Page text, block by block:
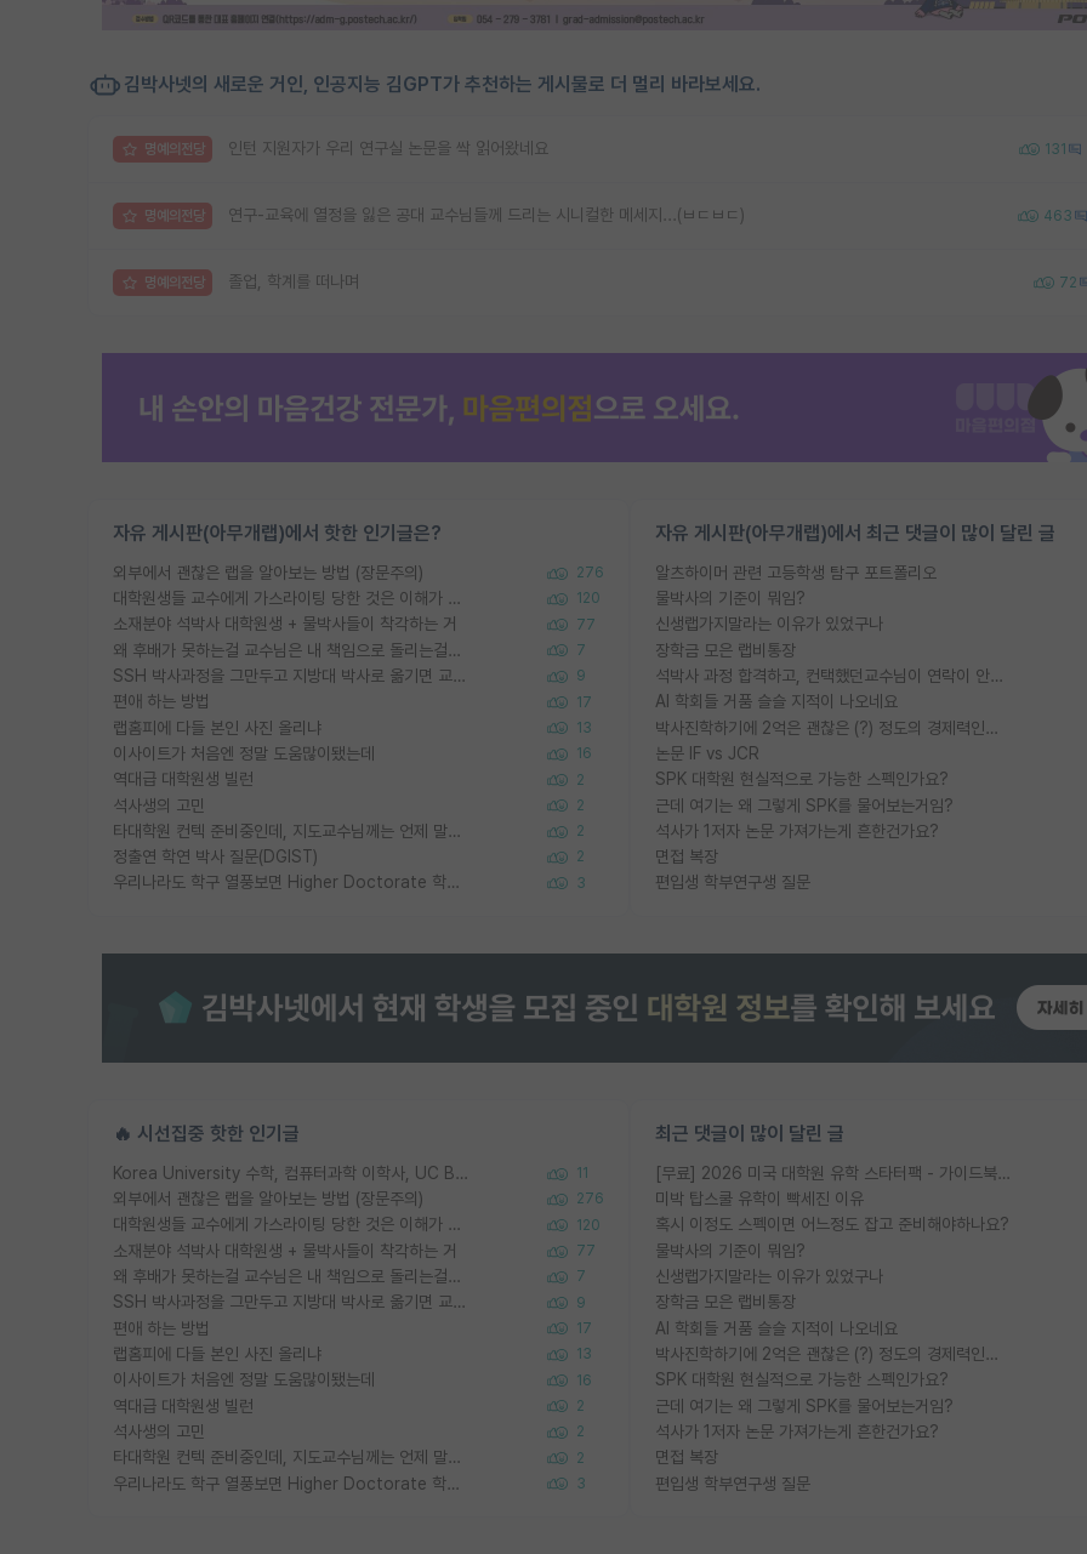
김박사넷의 새로운 거인, 인공지능 김GPT가 추천하는 게시물로 더 멀리 바라보세요.
명예의전당 인턴 지원자가 우리 연구실 논문을 싹 읽어왔네요 131
명예의전당 연구-교육에 열정을 잃은 공대 교수님들께 드리는 시니컬한 메세지...(ㅂㄷㅂㄷ) 463
명예의전당 졸업, 학계를 떠나며 72
자유 게시판(아무개랩)에서 핫한 인기글은?
외부에서 괜찮은 랩을 알아보는 방법 (장문주의) 276
대학원생들 교수에게 가스라이팅 당한 것은 이해가 갑니다. 안타깝네요. 120
소재분야 석박사 대학원생 + 물박사들이 착각하는 거 77
왜 후배가 못하는걸 교수님은 내 책임으로 돌리는걸까요? 7
SSH 박사과정을 그만두고 지방대 박사로 옮기면 교수의 꿈은 끝일까요? 9
편애 하는 방법 17
랩홈피에 다들 본인 사진 올리냐 13
이사이트가 처음엔 정말 도움많이됐는데 16
역대급 대학원생 빌런 2
석사생의 고민 2
타대학원 컨텍 준비중인데, 지도교수님께는 언제 말씀드려야 할까요? 2
정출연 학연 박사 질문(DGIST) 2
우리나라도 학구 열풍보면 Higher Doctorate 학위가 필요하다고 봅니다. 3
자유 게시판(아무개랩)에서 최근 댓글이 많이 달린 글
알츠하이머 관련 고등학생 탐구 포트폴리오
물박사의 기준이 뭐임?
신생랩가지말라는 이유가 있었구나
장학금 모은 랩비통장
석박사 과정 합격하고, 컨택했던교수님이 연락이 안됩니다...
AI 학회들 거품 슬슬 지적이 나오네요
박사진학하기에 2억은 괜찮은 (?) 정도의 경제력인가요
논문 IF vs JCR
SPK 대학원 현실적으로 가능한 스펙인가요?
근데 여기는 왜 그렇게 SPK를 물어보는거임?
석사가 1저자 논문 가져가는게 흔한건가요?
면접 복장
편입생 학부연구생 질문
🔥 시선집중 핫한 인기글
Korea University 수학, 컴퓨터과학 이학사, UC Berkeley 산업공학 대학원 공학박사가 되는 것은 쉽지 않겠죠? 11
외부에서 괜찮은 랩을 알아보는 방법 (장문주의) 276
대학원생들 교수에게 가스라이팅 당한 것은 이해가 갑니다. 안타깝네요. 120
소재분야 석박사 대학원생 + 물박사들이 착각하는 거 77
왜 후배가 못하는걸 교수님은 내 책임으로 돌리는걸까요? 7
SSH 박사과정을 그만두고 지방대 박사로 옮기면 교수의 꿈은 끝일까요? 9
편애 하는 방법 17
랩홈피에 다들 본인 사진 올리냐 13
이사이트가 처음엔 정말 도움많이됐는데 16
역대급 대학원생 빌런 2
석사생의 고민 2
타대학원 컨텍 준비중인데, 지도교수님께는 언제 말씀드려야 할까요? 2
우리나라도 학구 열풍보면 Higher Doctorate 학위가 필요하다고 봅니다. 3
최근 댓글이 많이 달린 글
[무료] 2026 미국 대학원 유학 스타터팩 - 가이드북 & 합격자 컨택메일 템플릿
미박 탑스쿨 유학이 빡세진 이유
혹시 이정도 스펙이면 어느정도 잡고 준비해야하나요?
물박사의 기준이 뭐임?
신생랩가지말라는 이유가 있었구나
장학금 모은 랩비통장
AI 학회들 거품 슬슬 지적이 나오네요
박사진학하기에 2억은 괜찮은 (?) 정도의 경제력인가요
SPK 대학원 현실적으로 가능한 스펙인가요?
근데 여기는 왜 그렇게 SPK를 물어보는거임?
석사가 1저자 논문 가져가는게 흔한건가요?
면접 복장
편입생 학부연구생 질문